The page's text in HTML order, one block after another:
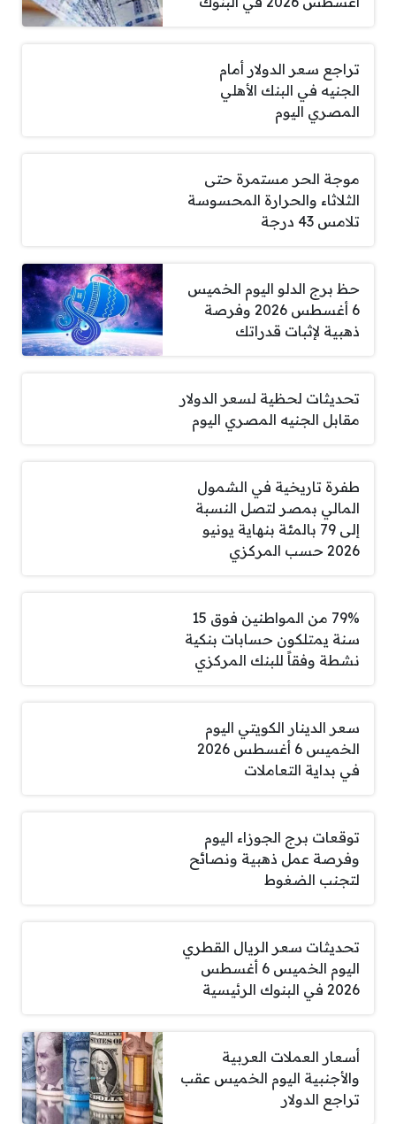
تراجع سعر الدولار أمام
الجنيه في البنك الأهلي
المصري اليوم
موجة الحر مستمرة حتى
الثلاثاء والحرارة المحسوسة
تلامس 43 درجة
حظ برج الدلو اليوم الخميس
6 أغسطس 2026 وفرصة
ذهبية لإثبات قدراتك
تحديثات لحظية لسعر الدولار
مقابل الجنيه المصري اليوم
طفرة تاريخية في الشمول
المالي بمصر لتصل النسبة
إلى 79 بالمئة بنهاية يونيو
2026 حسب المركزي
79% من المواطنين فوق 15
سنة يمتلكون حسابات بنكية
نشطة وفقاً للبنك المركزي
سعر الدينار الكويتي اليوم
الخميس 6 أغسطس 2026
في بداية التعاملات
توقعات برج الجوزاء اليوم
وفرصة عمل ذهبية ونصائح
لتجنب الضغوط
تحديثات سعر الريال القطري
اليوم الخميس 6 أغسطس
2026 في البنوك الرئيسية
أسعار العملات العربية
والأجنبية اليوم الخميس عقب
تراجع الدولار